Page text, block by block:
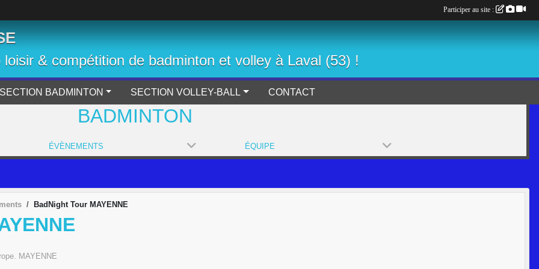
& compétition de badminton et volley à Laval (53) !
SECTION BADMINTON SECTION VOLLEY-BALL CONTACT
BADMINTON
ÉVÈNEMENTS ÉQUIPE
BadNight Tour MAYENNE
MAYENNE
Participer au site :